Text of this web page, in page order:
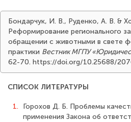
Бондарчук, И. В., Руденко, А. В. &
Реформирование регионального
обращении с животными в свете
практики Вестник МГПУ
62-70. https://doi.org/10.25688/
СПИСОК ЛИТЕРАТУРЫ
1.
Горохов Д. Б. Проблемы
применения Закона об